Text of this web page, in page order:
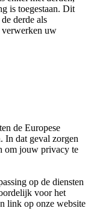
is toegestaan. Dit
derde als
verwerken uw
de Europese
In dat geval zorgen
om jouw privacy te
op de diensten
voor het
link op onze website